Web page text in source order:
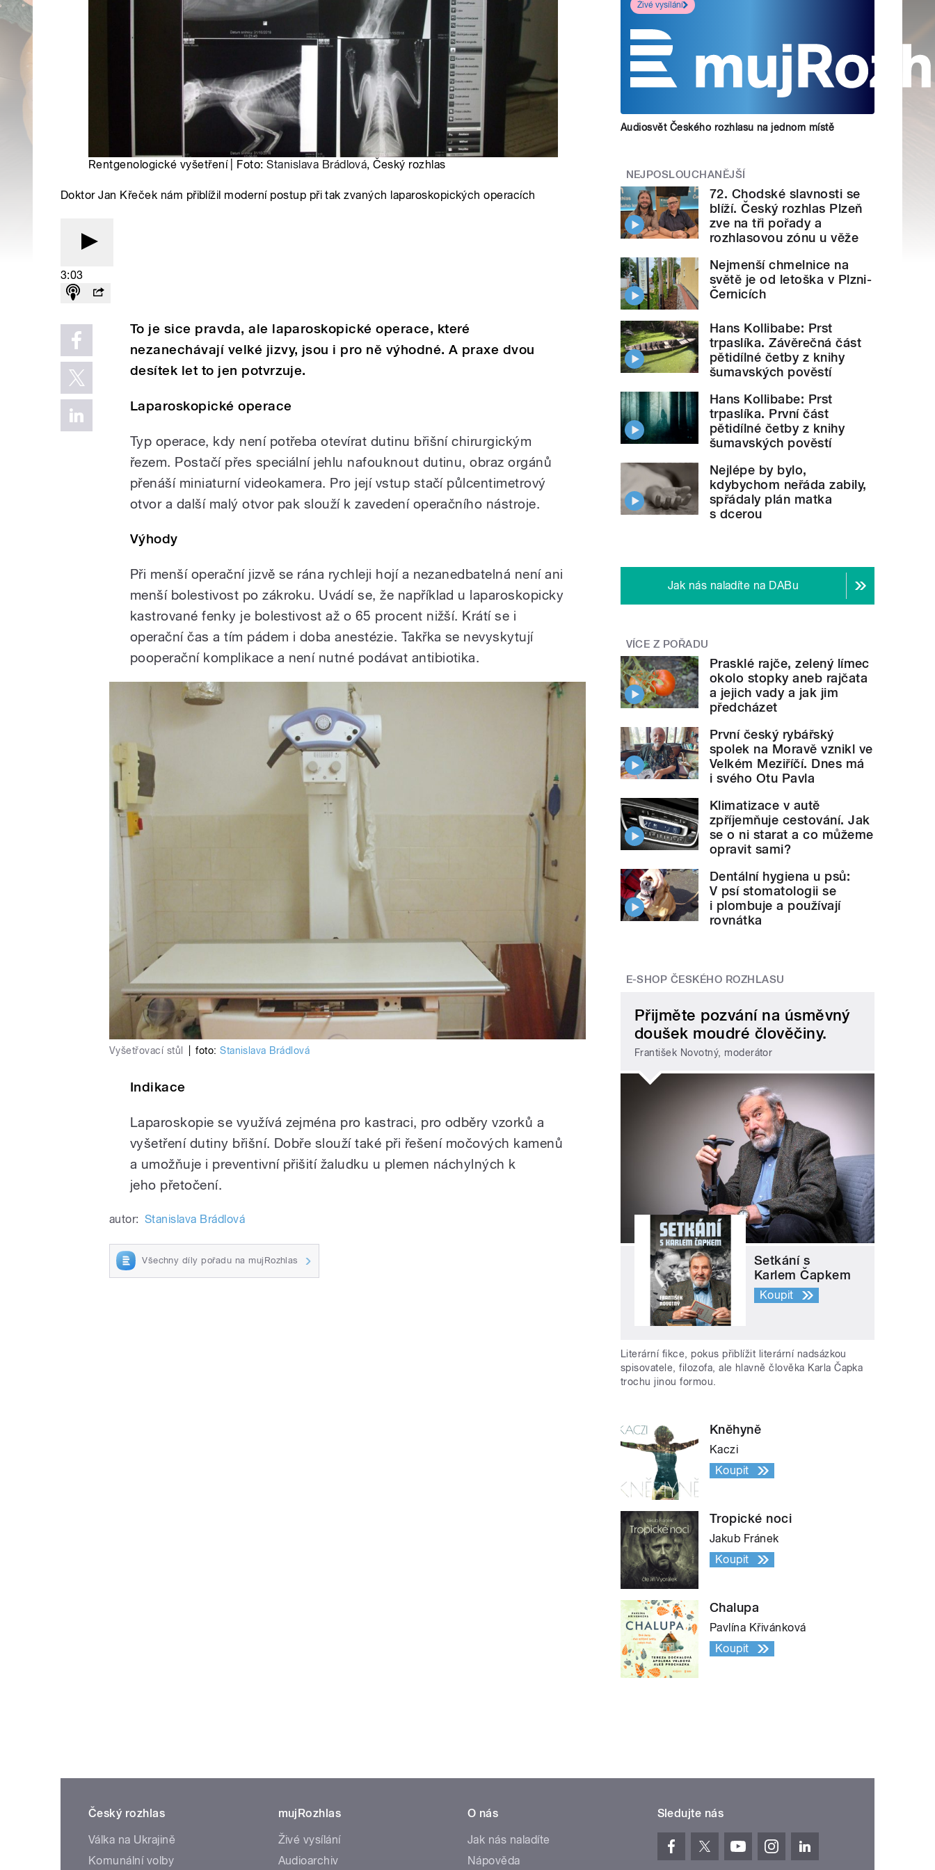
Rentgenologické vyšetření | Foto:Stanislava Brádlová, Český rozhlas
Doktor Jan Křeček nám přiblížil moderní postup při tak zvaných laparoskopických operacích
3:03
To je sice pravda, ale laparoskopické operace, které
nezanechávají velké jizvy, jsou i pro ně výhodné. A praxe dvou
desítek let to jen potvrzuje.
Laparoskopické operace
Typ operace, kdy není potřeba otevírat dutinu břišní chirurgickým
řezem. Postačí přes speciální jehlu nafouknout dutinu, obraz orgánů
přenáší miniaturní videokamera. Pro její vstup stačí půlcentimetrový
otvor a další malý otvor pak slouží k zavedení operačního nástroje.
Výhody
Při menší operační jizvě se rána rychleji hojí a nezanedbatelná není ani
menší bolestivost po zákroku. Uvádí se, že například u laparoskopicky
kastrované fenky je bolestivost až o 65 procent nižší. Krátí se i
operační čas a tím pádem i doba anestézie. Takřka se nevyskytují
pooperační komplikace a není nutné podávat antibiotika.
Vyšetřovací stůl foto:Stanislava Brádlová
Indikace
Laparoskopie se využívá zejména pro kastraci, pro odběry vzorků a
vyšetření dutiny břišní. Dobře slouží také při řešení močových kamenů
a umožňuje i preventivní přišití žaludku u plemen náchylných k
jeho přetočení.
autor: Stanislava Brádlová
Všechny díly pořadu na mujRozhlas
Živé vysílání
Audiosvět Českého rozhlasu na jednom místě
NEJPOSLOUCHANĚJŠÍ
72. Chodské slavnosti se
blíží. Český rozhlas Plzeň
zve na tři pořady a
rozhlasovou zónu u věže
Nejmenší chmelnice na
světě je od letoška v Plzni-
Černicích
Hans Kollibabe: Prst
trpaslíka. Závěrečná část
pětidílné četby z knihy
šumavských pověstí
Hans Kollibabe: Prst
trpaslíka. První část
pětidílné četby z knihy
šumavských pověstí
Nejlépe by bylo,
kdybychom neřáda zabily,
spřádaly plán matka
s dcerou
Jak nás naladíte na DABu
VÍCE Z POŘADU
Prasklé rajče, zelený límec
okolo stopky aneb rajčata
a jejich vady a jak jim
předcházet
První český rybářský
spolek na Moravě vznikl ve
Velkém Meziříčí. Dnes má
i svého Otu Pavla
Klimatizace v autě
zpříjemňuje cestování. Jak
se o ni starat a co můžeme
opravit sami?
Dentální hygiena u psů:
V psí stomatologii se
i plombuje a používají
rovnátka
E-SHOP ČESKÉHO ROZHLASU
Přijměte pozvání na úsměvný
doušek moudré člověčiny.
František Novotný, moderátor
Setkání s
Karlem Čapkem
Koupit
Literární fikce, pokus přiblížit literární nadsázkou
spisovatele, filozofa, ale hlavně člověka Karla Čapka
trochu jinou formou.
Kněhyně
Kaczi
Koupit
Tropické noci
Jakub Fránek
Koupit
Chalupa
Pavlína Křivánková
Koupit
Český rozhlas
Válka na Ukrajině
Komunální volby
mujRozhlas
Živé vysílání
Audioarchiv
O nás
Jak nás naladíte
Nápověda
Sledujte nás